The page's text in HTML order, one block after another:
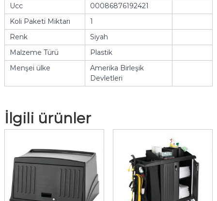
Ucc
00086876192421
Koli Paketi Miktarı
1
Renk
Siyah
Malzeme Türü
Plastik
Menşei ülke
Amerika Birleşik
Devletleri
İlgili ürünler